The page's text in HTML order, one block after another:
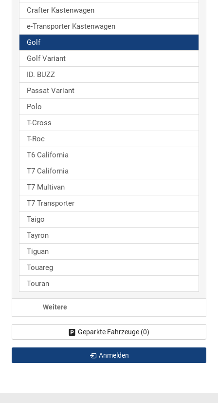
Crafter Kastenwagen
e-Transporter Kastenwagen
Golf
Golf Variant
ID. BUZZ
Passat Variant
Polo
T-Cross
T-Roc
T6 California
T7 California
T7 Multivan
T7 Transporter
Taigo
Tayron
Tiguan
Touareg
Touran
Weitere
Geparkte Fahrzeuge (0)
Anmelden